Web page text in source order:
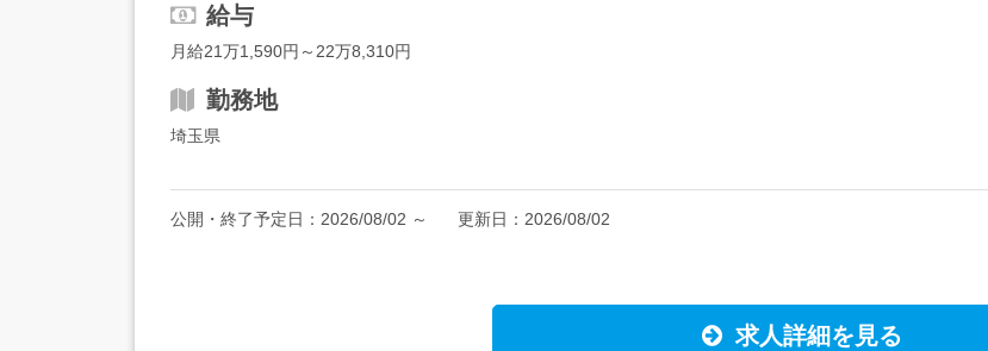
給与
月給21万1,590円～22万8,310円
勤務地
埼玉県
公開・終了予定日： 2026/08/02 ～ 更新日： 2026/08/02
求人詳細を見る